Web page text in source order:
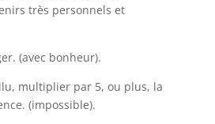
très personnels et
(avec bonheur).
multiplier par 5, ou plus, la
(impossible).